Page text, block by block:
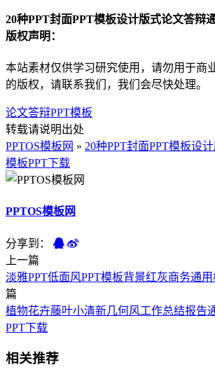
20种PPT封面PPT模板设计版式论文答辩
版权声明：
本站素材仅供学习研究使用，请勿用于商
的版权，请联系我们，我们会尽快处理。
论文答辩PPT模板
转载请说明出处
PPTOS模板网 » 20种PPT封面PPT模板设
模板PPT下载
PPTOS模板网
分享到：
上一篇
淡雅PPT低面风PPT模板背景红灰商务通
篇
植物花卉藤叶小清新几何风工作总结报告
PPT下载
相关推荐